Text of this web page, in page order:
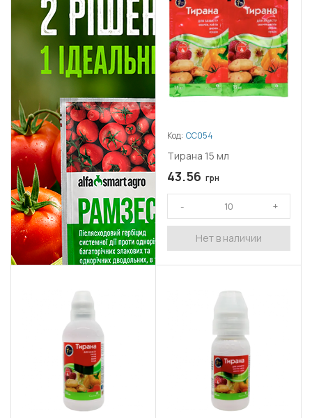
Код: СС054
Тирана 15 мл
43.56 грн
Нет в наличии